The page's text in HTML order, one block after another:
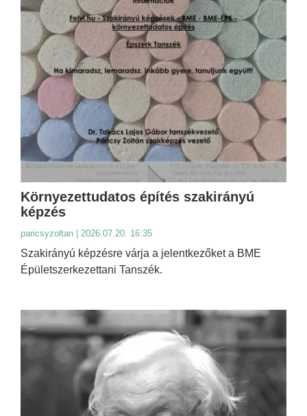
Környezettudatos építés szakirányú
képzés
paricsyzoltan | 2026.07.20. 16:35
Szakirányú képzésre várja a jelentkezőket a BME
Épületszerkezettani Tanszék.